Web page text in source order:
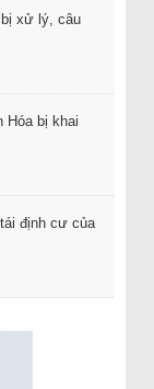
bị xử lý, câu
Hóa bị khai
định cư của